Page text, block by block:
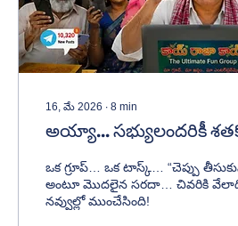
16, మే 2026 ∙ 8 min
అయ్యా... సభ్యులందరికీ
ఒక గ్రూప్… ఒక టాస్క్… “చెప్పు
అంటూ మొదలైన సరదా… చివరికి
నవ్వుల్లో ముంచేసింది!